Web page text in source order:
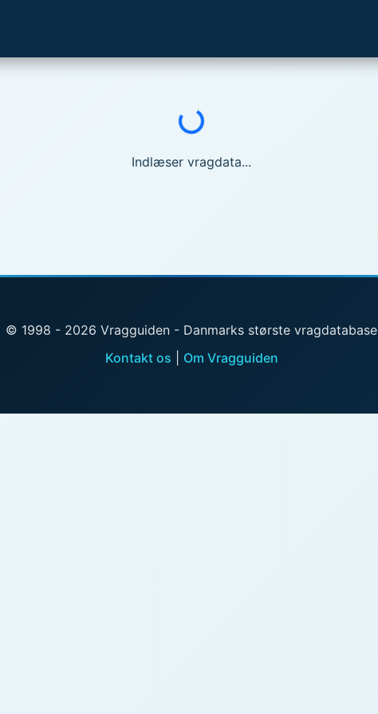
Indlæser...
Indlæser vragdata...
© 1998 - 2026 Vragguiden - Danmarks største vragdatabase
Kontakt os
Om Vragguiden